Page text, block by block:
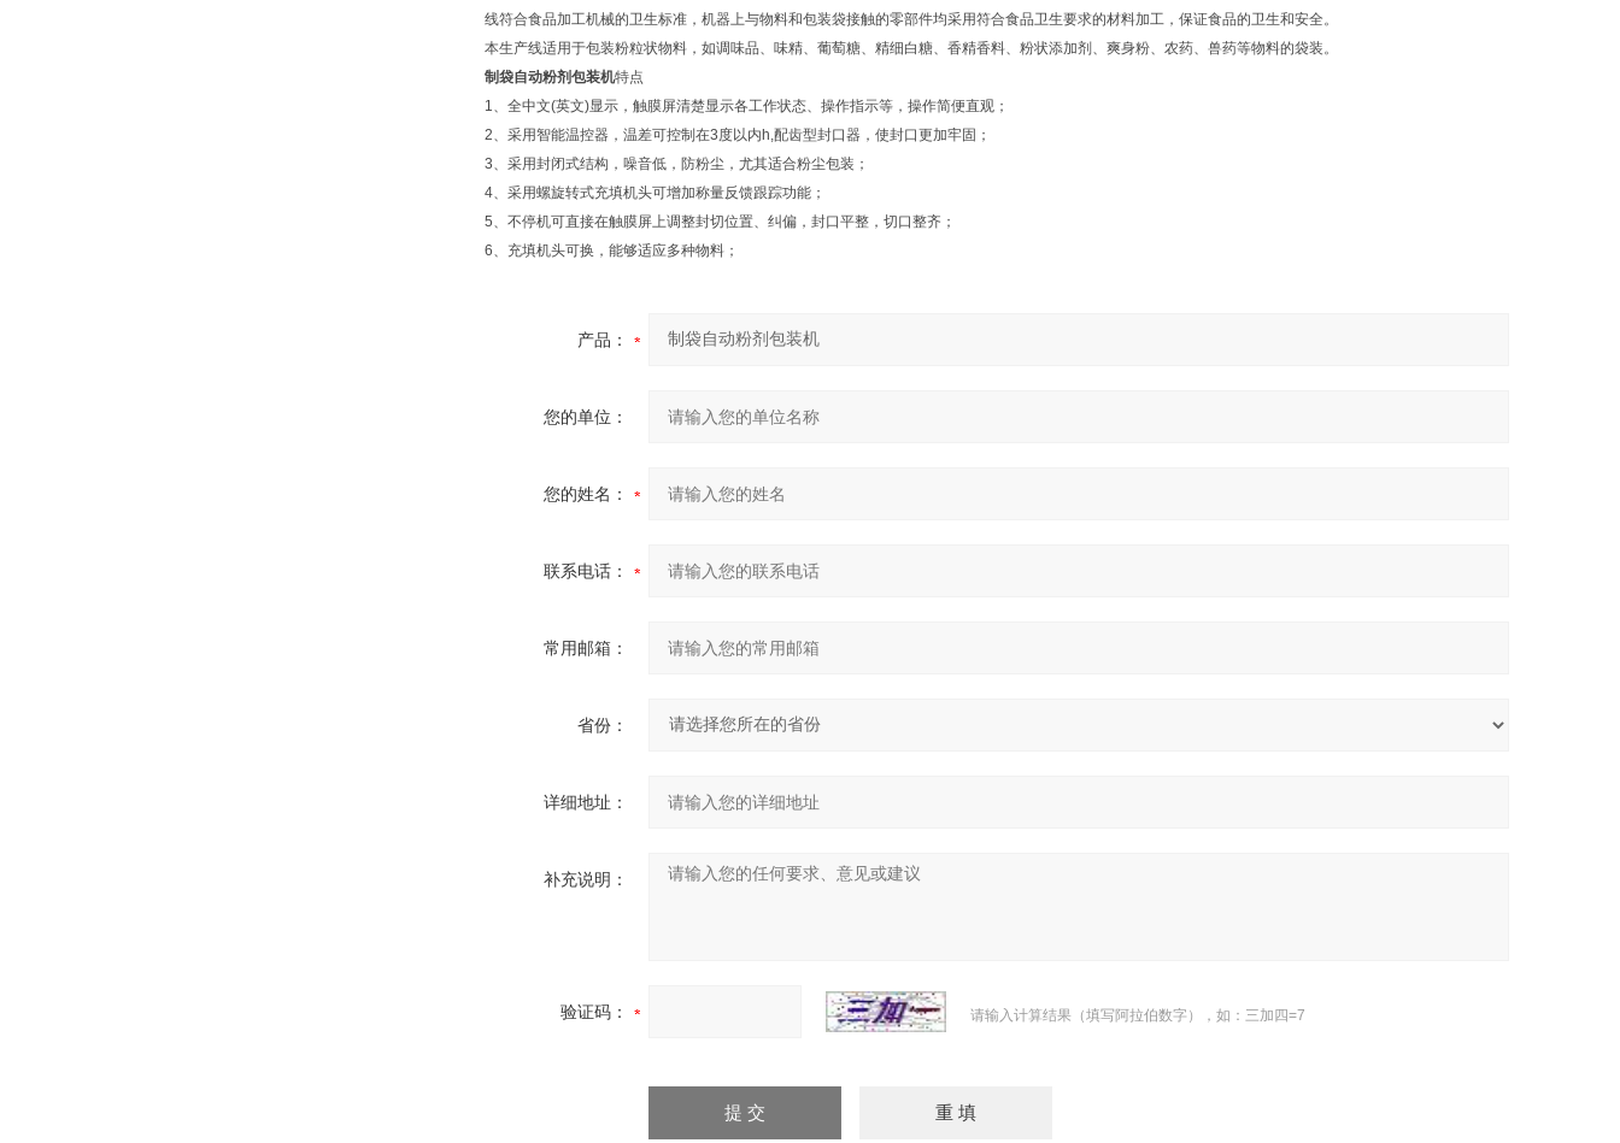
线符合食品加工机械的卫生标准，机器上与物料和包装袋接触的零部件均采用符合食品卫生要求的材料加工，保证食品的卫生和安全。
本生产线适用于包装粉粒状物料，如调味品、味精、葡萄糖、精细白糖、香精香料、粉状添加剂、爽身粉、农药、兽药等物料的袋装。
制袋自动粉剂包装机特点
1、全中文(英文)显示，触膜屏清楚显示各工作状态、操作指示等，操作简便直观；
2、采用智能温控器，温差可控制在3度以内h,配齿型封口器，使封口更加牢固；
3、采用封闭式结构，噪音低，防粉尘，尤其适合粉尘包装；
4、采用螺旋转式充填机头可增加称量反馈跟踪功能；
5、不停机可直接在触膜屏上调整封切位置、纠偏，封口平整，切口整齐；
6、充填机头可换，能够适应多种物料；
产品：
您的单位：
您的姓名：
联系电话：
常用邮箱：
省份：
详细地址：
补充说明：
验证码： 请输入计算结果（填写阿拉伯数字），如：三加四=7